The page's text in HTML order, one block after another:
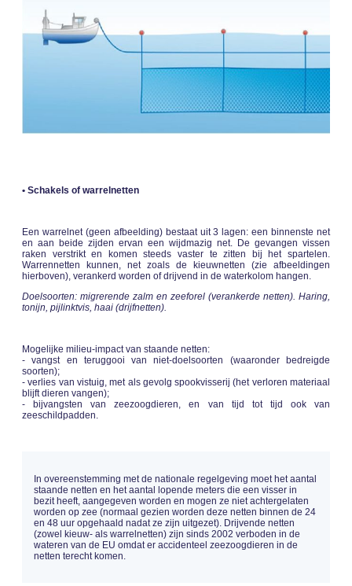
• Schakels of warrelnetten
Een warrelnet (geen afbeelding) bestaat uit 3 lagen: een binnenste net
en aan beide zijden ervan een wijdmazig net. De gevangen vissen
raken verstrikt en komen steeds vaster te zitten bij het spartelen.
Warrennetten kunnen, net zoals de kieuwnetten (zie afbeeldingen
hierboven), verankerd worden of drijvend in de waterkolom hangen.
Doelsoorten: migrerende zalm en zeeforel (verankerde netten). Haring,
tonijn, pijlinktvis, haai (drijfnetten).
Mogelijke milieu-impact van staande netten:
- vangst en teruggooi van niet-doelsoorten (waaronder bedreigde
soorten);
- verlies van vistuig, met als gevolg spookvisserij (het verloren materiaal
blijft dieren vangen);
- bijvangsten van zeezoogdieren, en van tijd tot tijd ook van
zeeschildpadden.
In overeenstemming met de nationale regelgeving moet het aantal
staande netten en het aantal lopende meters die een visser in
bezit heeft, aangegeven worden en mogen ze niet achtergelaten
worden op zee (normaal gezien worden deze netten binnen de 24
en 48 uur opgehaald nadat ze zijn uitgezet). Drijvende netten
(zowel kieuw- als warrelnetten) zijn sinds 2002 verboden in de
wateren van de EU omdat er accidenteel zeezoogdieren in de
netten terecht komen.